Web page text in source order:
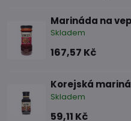
Marináda na
Skladem
167,57 Kč
Korejská
Skladem
59,11 Kč